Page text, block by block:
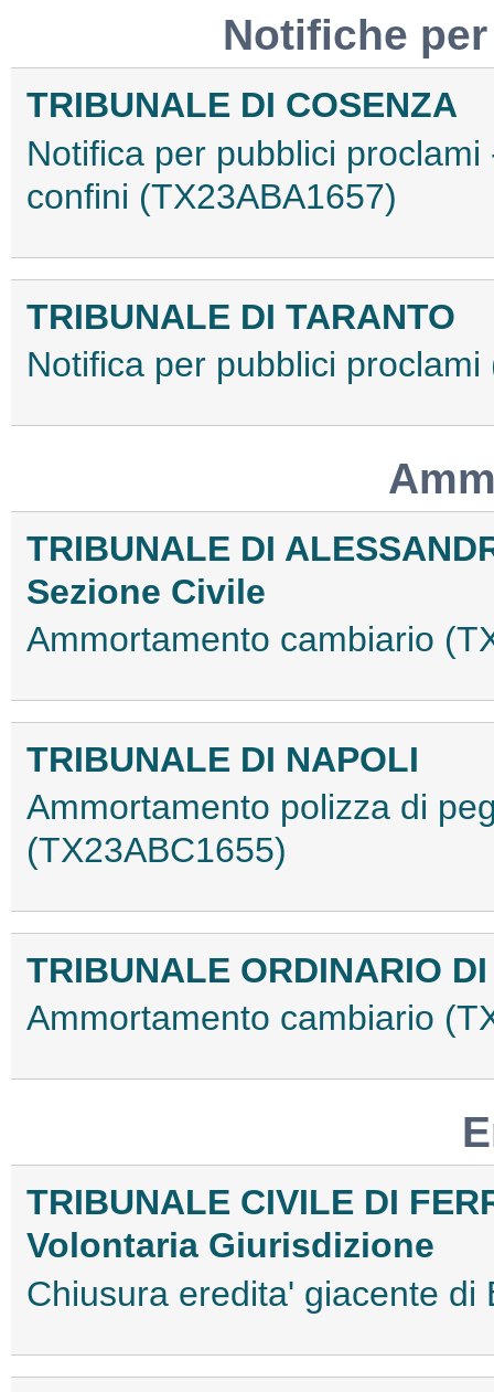
Notifiche
TRIBUNALE DI COSENZA
Notifica per pubblici
confini (TX23ABA1657)
TRIBUNALE DI TARANTO
Notifica per pubblici
TRIBUNALE DI
Sezione Civile
Ammortamento cambiario
TRIBUNALE DI NAPOLI
Ammortamento polizza di
(TX23ABC1655)
TRIBUNALE ORDINARIO
Ammortamento cambiario
TRIBUNALE CIVILE DI
Volontaria Giurisdizione
Chiusura eredita' giacente